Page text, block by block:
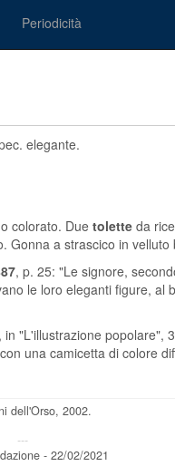
Periodicità
elegante.
colorato. Duetolette da
Gonna a strascico in velluto
, p. 25: "Le signore,
le loro eleganti figure, al
in "L'illustrazione popolare",
una camicetta di colore
dell'Orso, 2002.
---
- 22/02/2021